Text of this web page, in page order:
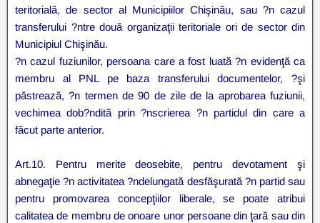
teritorială, de sector al Municipiilor Chişinău, sau ?n cazul
transferului ?ntre două organizaţii teritoriale ori de sector din
Municipiul Chişinău.
?n cazul fuziunilor, persoana care a fost luată ?n evidenţă ca
membru al PNL pe baza transferului documentelor, ?şi
păstrează, ?n termen de 90 de zile de la aprobarea fuziunii,
vechimea dob?ndită prin ?nscrierea ?n partidul din care a
făcut parte anterior.
Art.10. Pentru merite deosebite, pentru devotament şi
abnegaţie ?n activitatea ?ndelungată desfăşurată ?n partid sau
pentru promovarea concepţiilor liberale, se poate atribui
calitatea de membru de onoare unor persoane din ţară sau din